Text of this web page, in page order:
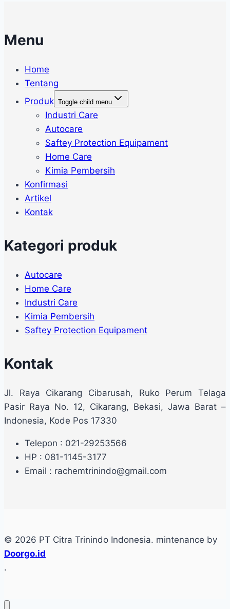
Menu
Home
Tentang
Produk Toggle child menu
Industri Care
Autocare
Saftey Protection Equipament
Home Care
Kimia Pembersih
Konfirmasi
Artikel
Kontak
Kategori produk
Autocare
Home Care
Industri Care
Kimia Pembersih
Saftey Protection Equipament
Kontak
Jl. Raya Cikarang Cibarusah, Ruko Perum Telaga
Pasir Raya No. 12, Cikarang, Bekasi, Jawa Barat –
Indonesia, Kode Pos 17330
Telepon : 021-29253566
HP : 081-1145-3177
Email : rachemtrinindo@gmail.com
© 2026 PT Citra Trinindo Indonesia. mintenance by
Doorgo.id
.